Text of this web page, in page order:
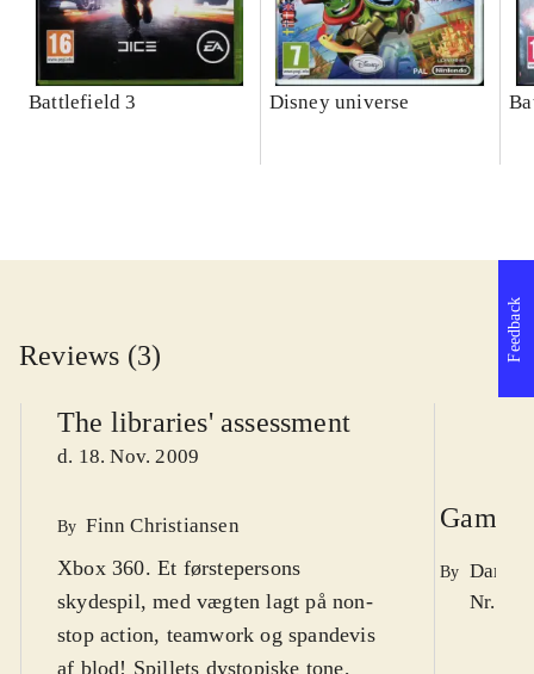
Battlefield 3 Disney universe
Reviews (3)
The libraries' assessment
d. 18. Nov. 2009
By Finn Christiansen
Xbox 360. Et førstepersons
skydespil, med vægten lagt på non-
stop action, teamwork og spandevis
af blod! Spillets dystopiske tone,
Game
By Daniel
Nr.
Feedback